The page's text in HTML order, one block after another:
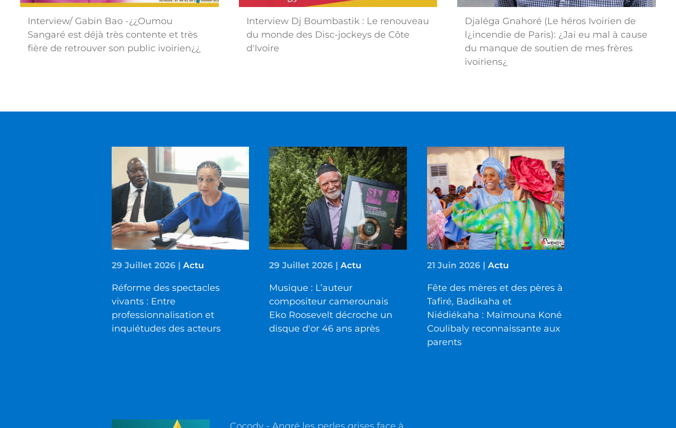
Interview/ Gabin Bao -¿¿Oumou
Sangaré est déjà très contente et très
fière de retrouver son public ivoirien¿¿
Interview Dj Boumbastik : Le renouveau
du monde des Disc-jockeys de Côte
d'Ivoire
Djaléga Gnahoré (Le héros Ivoirien de
l¿incendie de Paris): ¿Jai eu mal à cause
du manque de soutien de mes frères
ivoiriens¿
29 Juillet 2026 | Actu
Réforme des spectacles
vivants : Entre
professionnalisation et
inquiétudes des acteurs
29 Juillet 2026 |Actu
Musique : L’auteur
compositeur camerounais
Eko Roosevelt décroche un
disque d'or 46 ans après
21 Juin 2026| Actu
Fête des mères et des pères à
Tafiré, Badikaha et
Niédiékaha : Maïmouna Koné
Coulibaly reconnaissante aux
parents